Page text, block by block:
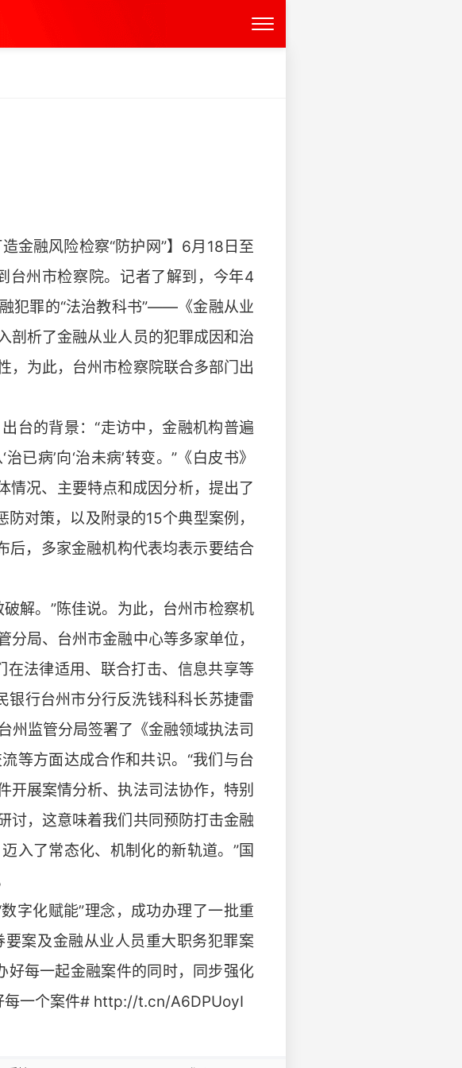
金融风险检察“防护网”】6月18日至
台州市检察院。记者了解到，今年4
犯罪的“法治教科书”——《金融从业
剖析了金融从业人员的犯罪成因和治
，为此，台州市检察院联合多部门出
台的背景：“走访中，金融机构普遍
病’向‘治未病’转变。”《白皮书》
情况、主要特点和成因分析，提出了
对策，以及附录的15个典型案例，
后，多家金融机构代表均表示要结合
解。”陈佳说。为此，台州市检察机
局、台州市金融中心等多家单位，
在法律适用、联合打击、信息共享等
银行台州市分行反洗钱科科长苏捷雷
州监管分局签署了《金融领域执法司
等方面达成合作和共识。“我们与台
开展案情分析、执法司法协作，特别
讨，这意味着我们共同预防打击金融
入了常态化、机制化的新轨道。”国
字化赋能”理念，成功办理了一批重
案及金融从业人员重大职务犯罪案
好每一起金融案件的同时，同步强化
每一个案件# http://t.cn/A6DPUoyI